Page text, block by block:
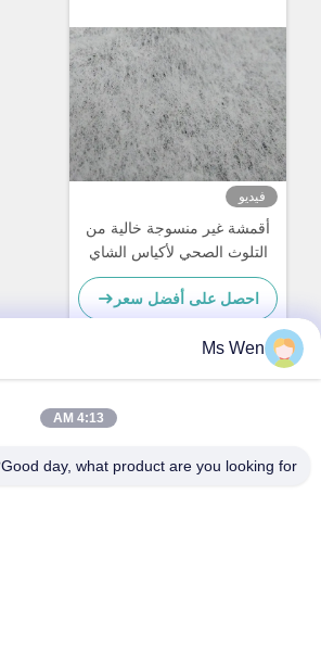
فيديو
أقمشة غير منسوجة خالية من
التلوث الصحي لأكياس الشاي
التي يمكن التخلص منها
احصل على أفضل سعر
العنوان
Ms Wen
4:13 AM
Good day, what product are you looking for?